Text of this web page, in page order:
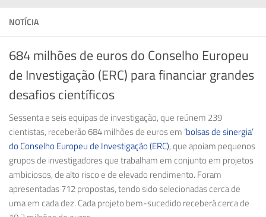
NOTÍCIA
684 milhões de euros do Conselho Europeu
de Investigação (ERC) para financiar grandes
desafios científicos
Sessenta e seis equipas de investigação, que reúnem 239
cientistas, receberão 684 milhões de euros em ‘bolsas de sinergia’
do Conselho Europeu de Investigação (ERC), que apoiam pequenos
grupos de investigadores que trabalham em conjunto em projetos
ambiciosos, de alto risco e de elevado rendimento. Foram
apresentadas 712 propostas, tendo sido selecionadas cerca de
uma em cada dez. Cada projeto bem-sucedido receberá cerca de